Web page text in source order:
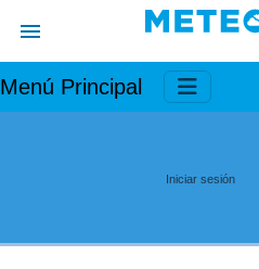
Menú Principal
Iniciar sesión